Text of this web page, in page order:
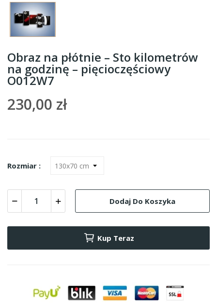
Obraz na płótnie – Sto kilometrów
na godzinę – pięcioczęściowy
O012W7
230,00 zł
Rozmiar :
Dodaj Do Koszyka
Kup Teraz